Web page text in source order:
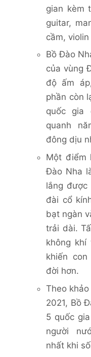
gian kèm
guitar,
cầm,
Bồ Đào
của vùng
độ ấm
phần còn
quốc gia
quanh
đông dịu
Một điểm
Đào Nha
lắng
đài cổ
bạt ngàn
trải dài.
không khí
khiến
đời hơn.
Theo
2021, Bồ
5 quốc
người
nhất khi